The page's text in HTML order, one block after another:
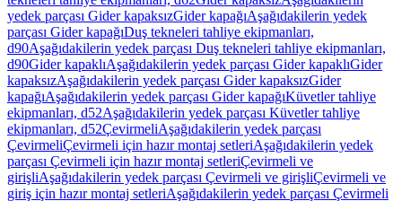
yedek parçası Gider kapaksızGider kapağıAşağıdakilerin yedek
parçası Gider kapağıDuş tekneleri tahliye ekipmanları,
d90Aşağıdakilerin yedek parçası Duş tekneleri tahliye ekipmanları,
d90Gider kapaklıAşağıdakilerin yedek parçası Gider kapaklıGider
kapaksızAşağıdakilerin yedek parçası Gider kapaksızGider
kapağıAşağıdakilerin yedek parçası Gider kapağıKüvetler tahliye
ekipmanları, d52Aşağıdakilerin yedek parçası Küvetler tahliye
ekipmanları, d52ÇevirmeliAşağıdakilerin yedek parçası
ÇevirmeliÇevirmeli için hazır montaj setleriAşağıdakilerin yedek
parçası Çevirmeli için hazır montaj setleriÇevirmeli ve
girişliAşağıdakilerin yedek parçası Çevirmeli ve girişliÇevirmeli ve
giriş için hazır montaj setleriAşağıdakilerin yedek parçası Çevirmeli